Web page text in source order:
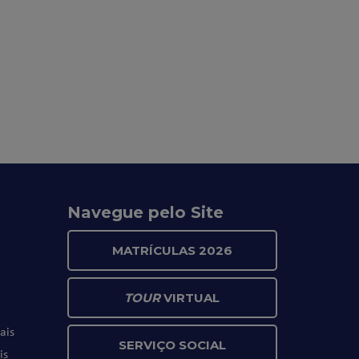
Navegue pelo Site
MATRÍCULAS 2026
TOURVIRTUAL
SERVIÇO SOCIAL